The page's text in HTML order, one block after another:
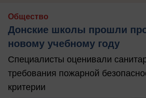
Общество
Донские школы прошли
новому учебному году
Специалисты оценивали
требования пожарной
критерии